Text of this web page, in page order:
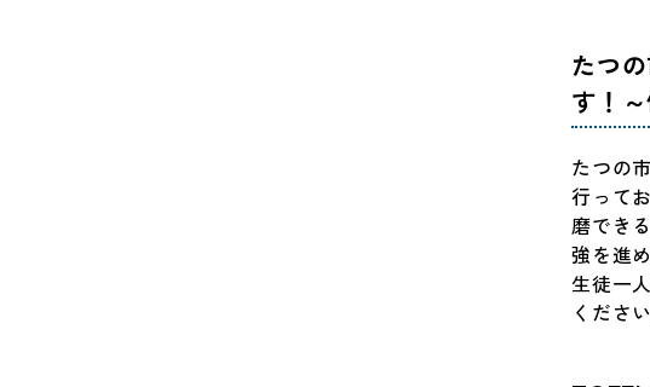
たつ
す！
たつの
行って
磨でき
強を進
生徒一
ください